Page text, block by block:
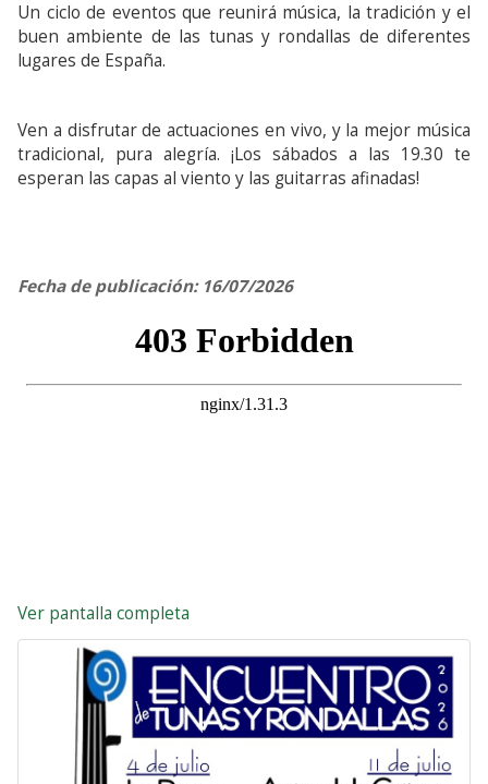
Un ciclo de eventos que reunirá música, la tradición y el
buen ambiente de las tunas y rondallas de diferentes
lugares de España.
Ven a disfrutar de actuaciones en vivo, y la mejor música
tradicional, pura alegría. ¡Los sábados a las 19.30 te
esperan las capas al viento y las guitarras afinadas!
Fecha de publicación: 16/07/2026
Ver pantalla completa